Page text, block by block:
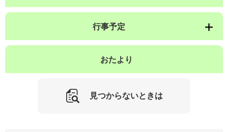
行事予定
おたより
見つからないときは